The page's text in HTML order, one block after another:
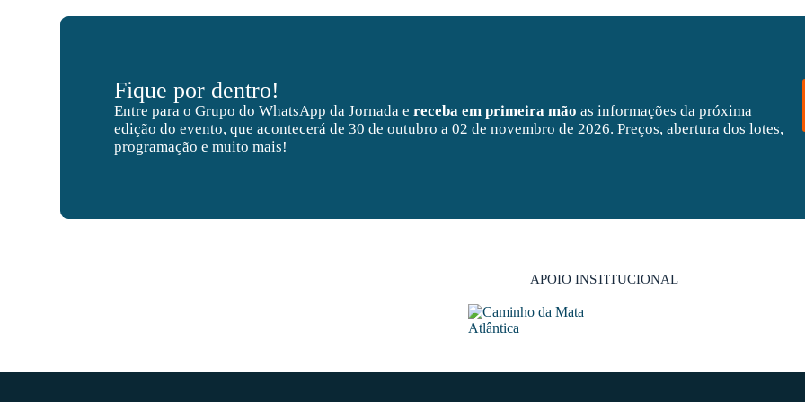
Fique por dentro!
Entre para o Grupo do WhatsApp da Jornada ereceba em primeira mão as informações da próxima
edição do evento, que acontecerá de 30 de outubro a 02 de novembro de 2026. Preços, abertura dos lotes,
programação e muito mais!
APOIO INSTITUCIONAL